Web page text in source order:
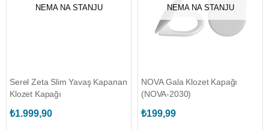
NEMA NA STANJU
Serel Zeta Slim Yavaş Kapanan
Klozet Kapağı
₺1.999,90
NEMA NA STANJU
NOVA Gala Klozet Kapağı
(NOVA-2030)
₺199,99